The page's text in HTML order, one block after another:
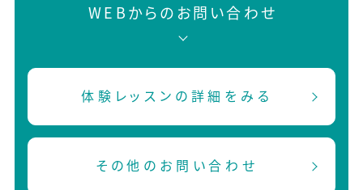
WEBからのお問い合わせ
体験レッスンの詳細をみる
その他のお問い合わせ